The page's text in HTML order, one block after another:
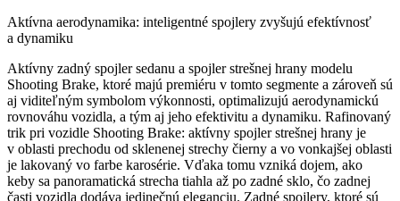
Aktívna aerodynamika: inteligentné spojlery zvyšujú efektívnosť
a dynamiku
Aktívny zadný spojler sedanu a spojler strešnej hrany modelu
Shooting Brake, ktoré majú premiéru v tomto segmente a zároveň sú
aj viditeľným symbolom výkonnosti, optimalizujú aerodynamickú
rovnováhu vozidla, a tým aj jeho efektivitu a dynamiku. Rafinovaný
trik pri vozidle Shooting Brake: aktívny spojler strešnej hrany je
v oblasti prechodu od sklenenej strechy čierny a vo vonkajšej oblasti
je lakovaný vo farbe karosérie. Vďaka tomu vzniká dojem, ako
keby sa panoramatická strecha tiahla až po zadné sklo, čo zadnej
časti vozidla dodáva jedinečnú eleganciu. Zadné spojlery, ktoré sú